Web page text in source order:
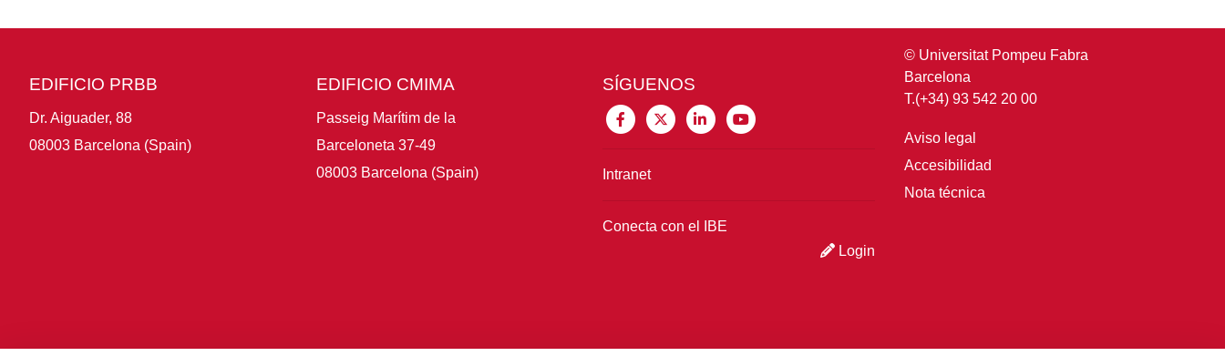
EDIFICIO PRBB
Dr. Aiguader, 88
08003 Barcelona (Spain)
EDIFICIO CMIMA
Passeig Marítim de la
Barceloneta 37-49
08003 Barcelona (Spain)
SÍGUENOS
Intranet
Conecta con el IBE
Login
© Universitat Pompeu Fabra
Barcelona
T.(+34) 93 542 20 00
Aviso legal
Accesibilidad
Nota técnica